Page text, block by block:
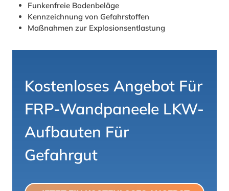
Funkenfreie Bodenbeläge
Kennzeichnung von Gefahrstoffen
Maßnahmen zur Explosionsentlastung
Kostenloses Angebot Für
FRP-Wandpaneele LKW-
Aufbauten Für
Gefahrgut